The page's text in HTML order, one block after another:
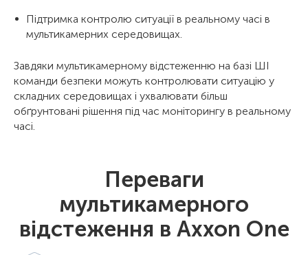
Підтримка контролю ситуації в реальному часі в
мультикамерних середовищах.
Завдяки мультикамерному відстеженню на базі ШІ
команди безпеки можуть контролювати ситуацію у
складних середовищах і ухвалювати більш
обґрунтовані рішення під час моніторингу в реальному
часі.
Переваги
мультикамерного
відстеження в Axxon One